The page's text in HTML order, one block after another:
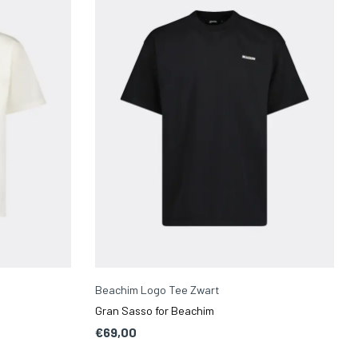
Beachim Logo Tee Zwart
Gran Sasso for Beachim
€69,00